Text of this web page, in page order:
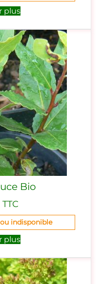
plus
Bio
TTC
indisponible
plus